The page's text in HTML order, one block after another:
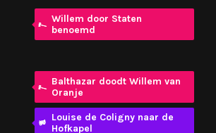
Willem door Staten
benoemd
Balthazar doodt Willem van
Oranje
Louise de Coligny naar de
Hofkapel